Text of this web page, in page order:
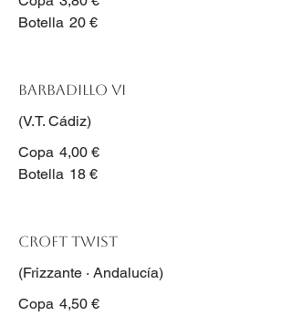
Botella 20 €
Barbadillo VI
(V.T. Cádiz)
Copa 4,00 €
Botella 18 €
Croft Twist
(Frizzante · Andalucía)
Copa 4,50 €